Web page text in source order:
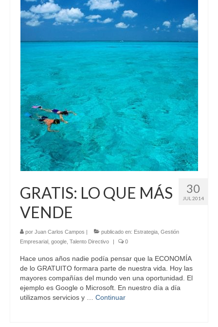
30
JUL 2014
GRATIS: LO QUE MÁS
VENDE
por Juan Carlos Campos | publicado en: Estrategia Gestión
Empresarial google Talento Directivo | 0
Hace unos años nadie podía pensar que la ECONOMÍA
de lo GRATUITO formara parte de nuestra vida. Hoy las
mayores compañías del mundo ven una oportunidad. El
ejemplo es Google o Microsoft. En nuestro día a día
utilizamos servicios y … Continuar